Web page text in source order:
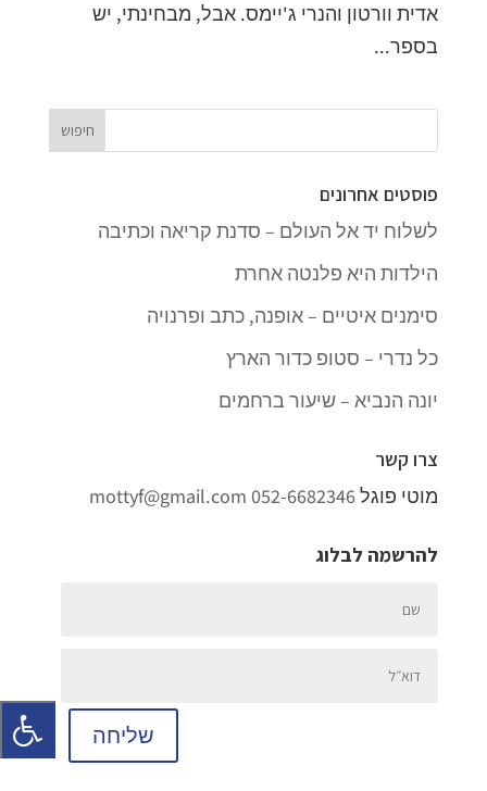
אדית וורטון והנרי ג'יימס. אבל, מבחינתי, יש
בספר...
פוסטים אחרונים
לשלוח יד אל העולם – סדנת קריאה וכתיבה
הילדות היא פלנטה אחרת
סימנים איטיים – אופנה, כתב ופרנויה
כל נדרי – סטופ כדור הארץ
יונה הנביא – שיעור ברחמים
צרו קשר
מוטי פוגל052-6682346
mottyf@gmail.com
להרשמה לבלוג
שליחה